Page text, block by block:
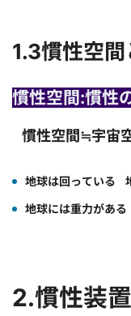
1.3慣性空間
慣性空間:慣性
慣性空間≒宇宙
地球は回っている
地球には重力があ
2.慣性装